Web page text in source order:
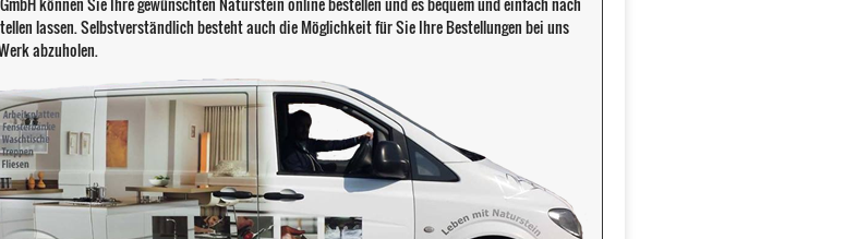
lassen. Selbstverständlich besteht auch die Möglichkeit für Sie Ihre Bestellungen bei uns
abzuholen.